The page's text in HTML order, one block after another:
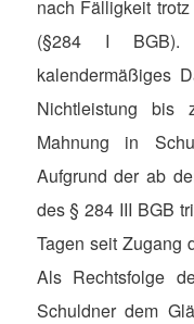
nach Fälligkeit
(§284 I
kalendermäßiges
Nichtleistung bis
Mahnung in
Aufgrund der ab
des § 284 III BGB
Tagen seit Zugang
Als Rechtsfolge
Schuldner dem